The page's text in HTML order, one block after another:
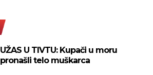
UŽAS U TIVTU: Kupači u moru
pronašli telo muškarca